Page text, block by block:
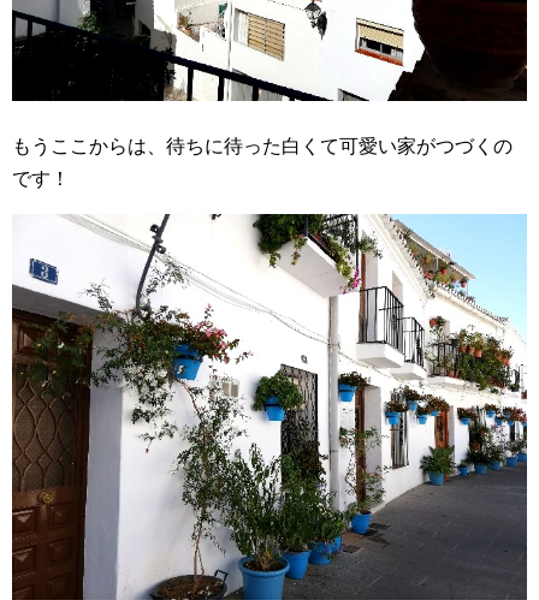
もうここからは、待ちに待った白くて可愛い家がつづくの
です！